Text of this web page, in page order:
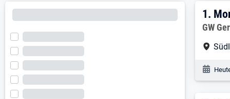
1.
1.
GW